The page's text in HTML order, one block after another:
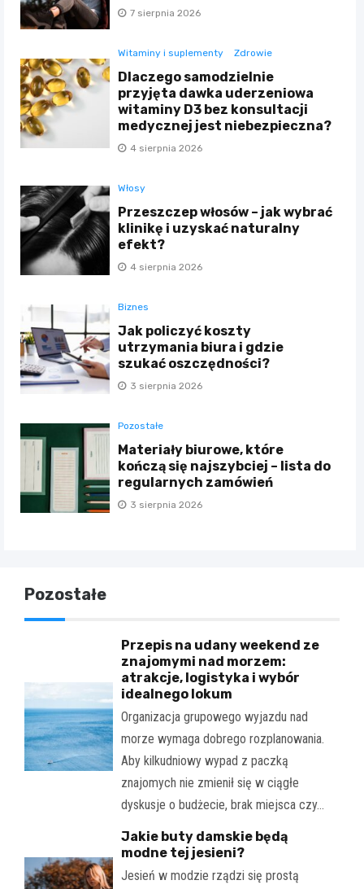
7 sierpnia 2026
Witaminy i suplementy Zdrowie
Dlaczego samodzielnie
przyjęta dawka uderzeniowa
witaminy D3 bez konsultacji
medycznej jest niebezpieczna?
4 sierpnia 2026
Włosy
Przeszczep włosów – jak wybrać
klinikę i uzyskać naturalny
efekt?
4 sierpnia 2026
Biznes
Jak policzyć koszty
utrzymania biura i gdzie
szukać oszczędności?
3 sierpnia 2026
Pozostałe
Materiały biurowe, które
kończą się najszybciej – lista do
regularnych zamówień
3 sierpnia 2026
Pozostałe
Przepis na udany weekend ze
znajomymi nad morzem:
atrakcje, logistyka i wybór
idealnego lokum
Organizacja grupowego wyjazdu nad
morze wymaga dobrego rozplanowania.
Aby kilkudniowy wypad z paczką
znajomych nie zmienił się w ciągłe
dyskusje o budżecie, brak miejsca czy…
Jakie buty damskie będą
modne tej jesieni?
Jesień w modzie rządzi się prostą